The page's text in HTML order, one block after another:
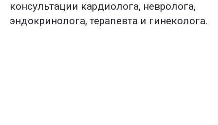
консультации кардиолога, невролога,
эндокринолога, терапевта и гинеколога.